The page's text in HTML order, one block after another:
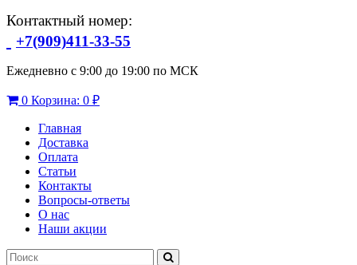
Контактный номер:
+7(909)411-33-55
Ежедневно с 9:00 до 19:00 по МСК
0 Корзина: 0 ₽
Главная
Доставка
Оплата
Статьи
Контакты
Вопросы-ответы
О нас
Наши акции